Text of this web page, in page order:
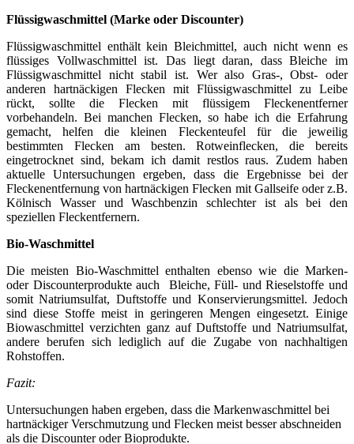
Flüssigwaschmittel (Marke oder Discounter)
Flüssigwaschmittel enthält kein Bleichmittel, auch nicht wenn es
flüssiges Vollwaschmittel ist. Das liegt daran, dass Bleiche im
Flüssigwaschmittel nicht stabil ist. Wer also Gras-, Obst- oder
anderen hartnäckigen Flecken mit Flüssigwaschmittel zu Leibe
rückt, sollte die Flecken mit flüssigem Fleckenentferner
vorbehandeln. Bei manchen Flecken, so habe ich die Erfahrung
gemacht, helfen die kleinen Fleckenteufel für die jeweilig
bestimmten Flecken am besten. Rotweinflecken, die bereits
eingetrocknet sind, bekam ich damit restlos raus. Zudem haben
aktuelle Untersuchungen ergeben, dass die Ergebnisse bei der
Fleckenentfernung von hartnäckigen Flecken mit Gallseife oder z.B.
Kölnisch Wasser und Waschbenzin schlechter ist als bei den
speziellen Fleckentfernern.
Bio-Waschmittel
Die meisten Bio-Waschmittel enthalten ebenso wie die Marken-
oder Discounterprodukte auch Bleiche, Füll- und Rieselstoffe und
somit Natriumsulfat, Duftstoffe und Konservierungsmittel. Jedoch
sind diese Stoffe meist in geringeren Mengen eingesetzt. Einige
Biowaschmittel verzichten ganz auf Duftstoffe und Natriumsulfat,
andere berufen sich lediglich auf die Zugabe von nachhaltigen
Rohstoffen.
Fazit:
Untersuchungen haben ergeben, dass die Markenwaschmittel bei
hartnäckiger Verschmutzung und Flecken meist besser abschneiden
als die Discounter oder Bioprodukte.